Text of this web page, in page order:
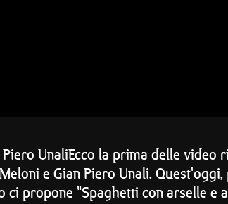
UnaliEcco la prima delle
e Gian Piero Unali.
ci propone "Spaghetti con arselle e